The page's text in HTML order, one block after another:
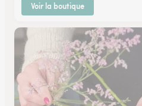
Voir la boutique